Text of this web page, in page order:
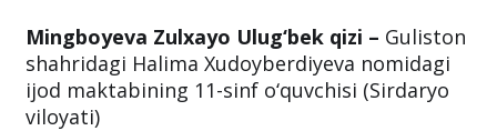
Mingboyeva Zulxayo Ulug‘bek qizi – Guliston
shahridagi Halima Xudoyberdiyeva nomidagi
ijod maktabining 11-sinf o‘quvchisi (Sirdaryo
viloyati)